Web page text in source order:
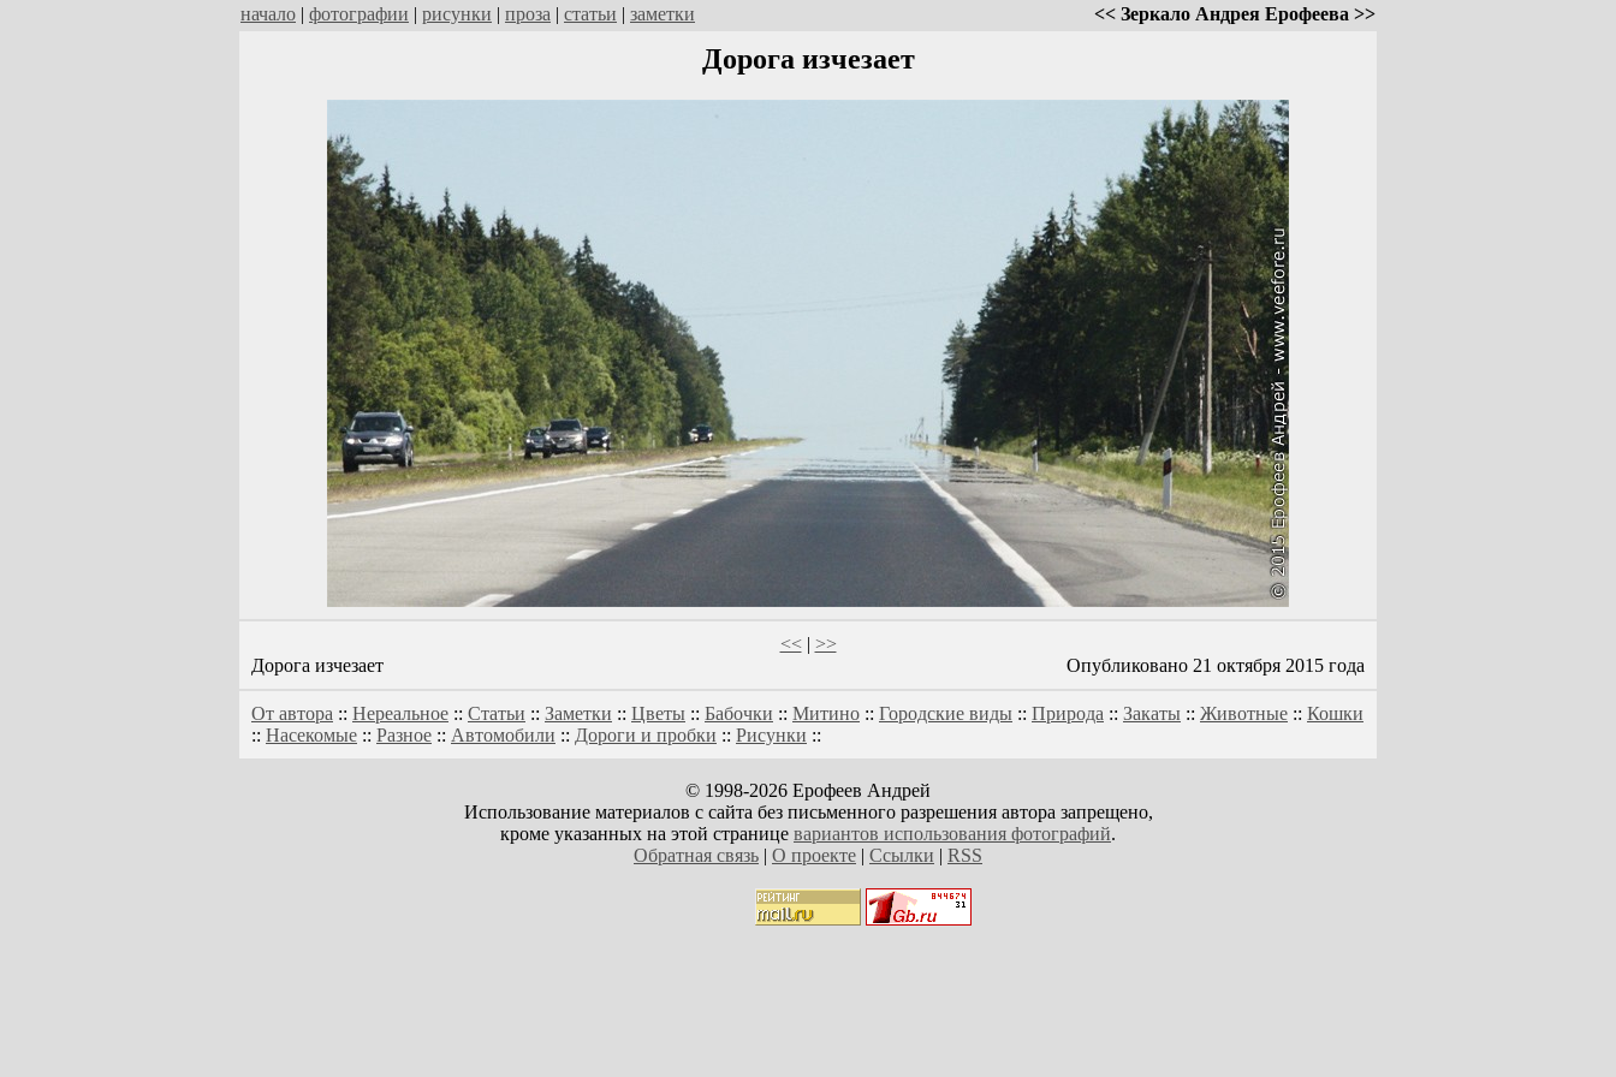
начало | фотографии | рисунки | проза | статьи | заметки << Зеркало Андрея Ерофеева >>
Дорога изчезает
<<| >>
Дорога изчезает
Опубликовано 21 октября 2015 года
От автора :: Нереальное :: Статьи :: Заметки :: Цветы :: Бабочки :: Митино :: Городские виды :: Природа :: Закаты :: Животные :: Кошки
:: Насекомые :: Разное :: Автомобили :: Дороги и пробки :: Рисунки ::
© 1998-2026 Ерофеев Андрей
Использование материалов с сайта без письменного разрешения автора запрещено,
кроме указанных на этой странице вариантов использования фотографий.
Обратная связь | О проекте | Ссылки | RSS